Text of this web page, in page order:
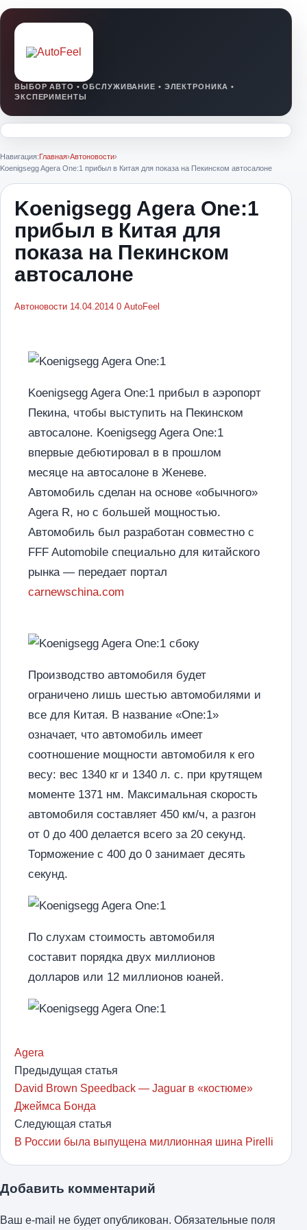
Навигация:Главная›Автоновости›
Koenigsegg Agera One:1 прибыл в Китая для показа на Пекинском автосалоне
Koenigsegg Agera One:1
прибыл в Китая для
показа на Пекинском
автосалоне
Автоновости 14.04.2014 0 AutoFeel
Koenigsegg Agera One:1 прибыл в аэропорт
Пекина, чтобы выступить на Пекинском
автосалоне. Koenigsegg Agera One:1
впервые дебютировал в в прошлом
месяце на автосалоне в Женеве.
Автомобиль сделан на основе «обычного»
Agera R, но с большей мощностью.
Автомобиль был разработан совместно с
FFF Automobile специально для китайского
рынка — передает портал
carnewschina.com
Производство автомобиля будет
ограничено лишь шестью автомобилями и
все для Китая. В название «One:1»
означает, что автомобиль имеет
соотношение мощности автомобиля к его
весу: вес 1340 кг и 1340 л. с. при крутящем
моменте 1371 нм. Максимальная скорость
автомобиля составляет 450 км/ч, а разгон
от 0 до 400 делается всего за 20 секунд.
Торможение с 400 до 0 занимает десять
секунд.
По слухам стоимость автомобиля
составит порядка двух миллионов
долларов или 12 миллионов юаней.
Agera
Предыдущая статья
David Brown Speedback — Jaguar в «костюме»
Джеймса Бонда
Следующая статья
В России была выпущена миллионная шина Pirelli
Добавить комментарий
Ваш e-mail не будет опубликован. Обязательные поля